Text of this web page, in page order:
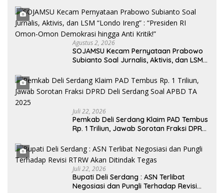
Agustus 2, 2026
SOJAMSU Kecam Pernyataan Prabowo
Subianto Soal Jurnalis, Aktivis, dan LSM
Omon Demokrasi hingga Anti Kritik!”
Juli 22, 2026
Pemkab Deli Serdang Klaim PAD Tembus
Rp. 1 Triliun, Jawab Sorotan Fraksi DPRD
Juli 22, 2026
Bupati Deli Serdang : ASN Terlibat
Negosiasi dan Pungli Terhadap Revisi